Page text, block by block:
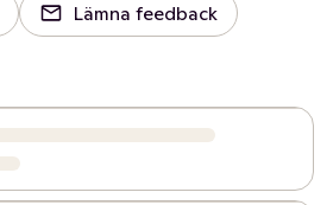
Lämna feedback